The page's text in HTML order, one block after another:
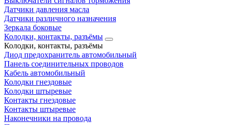
Датчики давления масла
Датчики различного назначения
Зеркала боковые
Колодки, контакты, разъёмы
Колодки, контакты, разъёмы
Диод предохранитель автомобильный
Панель соединительных проводов
Кабель автомобильный
Колодки гнездовые
Колодки штыревые
Контакты гнездовые
Контакты штыревые
Наконечники на провода